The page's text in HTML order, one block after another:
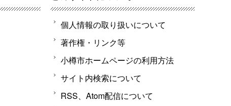
個人情報の取り扱いについて
著作権・リンク等
小樽市ホームページの利用方法
サイト内検索について
RSS、Atom配信について